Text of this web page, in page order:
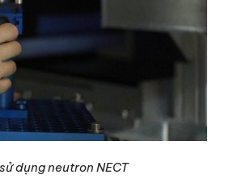
dụng neutron NECT